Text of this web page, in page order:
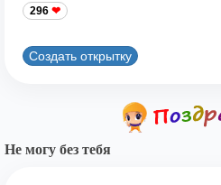
296
Создать открытку
Не могу без тебя